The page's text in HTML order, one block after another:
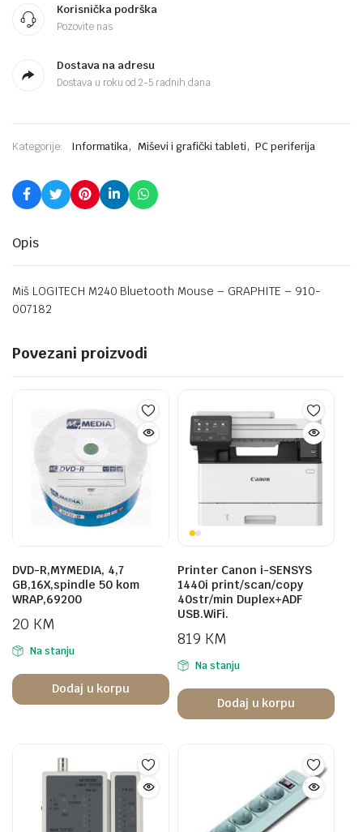
Korisnička podrška
Pozovite nas
Dostava na adresu
Dostava u roku od 2-5 radnih dana
Kategorije: Informatika, Miševi i grafički tableti, PC periferija
Opis
Miš LOGITECH M240 Bluetooth Mouse – GRAPHITE – 910-
007182
Povezani proizvodi
DVD-R,MYMEDIA, 4,7
GB,16X,spindle 50 kom
WRAP,69200
20 KM
Na stanju
Dodaj u korpu
Printer Canon i-SENSYS
1440i print/scan/copy
40str/min Duplex+ADF
USB.WiFi.
819 KM
Na stanju
Dodaj u korpu